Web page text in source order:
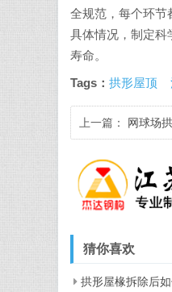
全规范，每个环节
具体情况，制定科
寿命。
Tags： 拱形屋顶
上一篇： 网球场
猜你喜欢
拱形屋椽拆除后